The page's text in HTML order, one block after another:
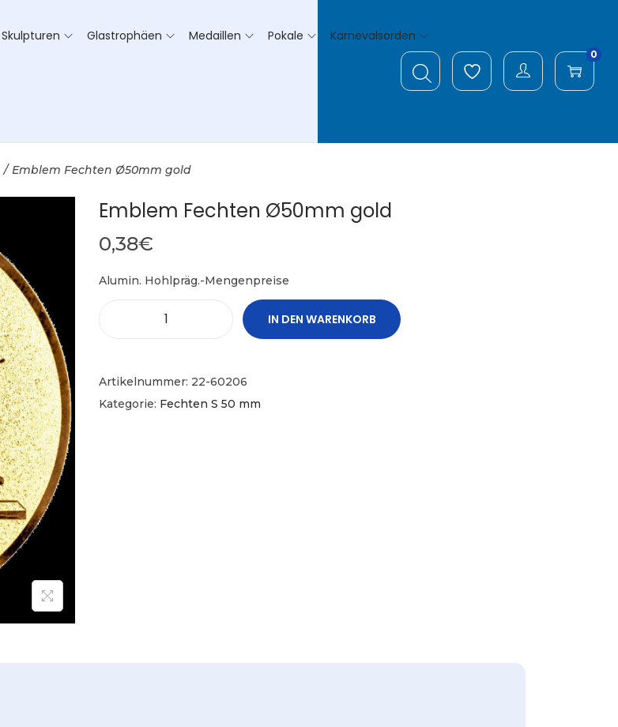
Skulpturen Glastrophäen Medaillen Pokale Karnevalsorden
0
/ Emblem Fechten Ø50mm gold
Emblem Fechten Ø50mm gold
0,38€
Alumin. Hohlpräg.-Mengenpreise
IN DEN WARENKORB
Artikelnummer: 22-60206
Kategorie: Fechten S 50 mm